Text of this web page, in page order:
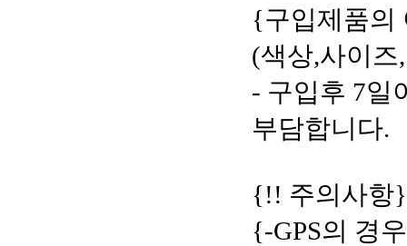
{구입제품의
(색상,사이
- 구입후 7일
부담합니다.
{!! 주의사항}
{-GPS의 경